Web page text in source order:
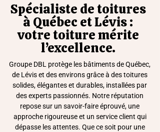
Spécialiste de toitures
à Québec et Lévis :
votre toiture mérite
l’excellence.
Groupe DBL protège les bâtiments de Québec,
de Lévis et des environs grâce à des toitures
solides, élégantes et durables, installées par
des experts passionnés. Notre réputation
repose sur un savoir-faire éprouvé, une
approche rigoureuse et un service client qui
dépasse les attentes. Que ce soit pour une